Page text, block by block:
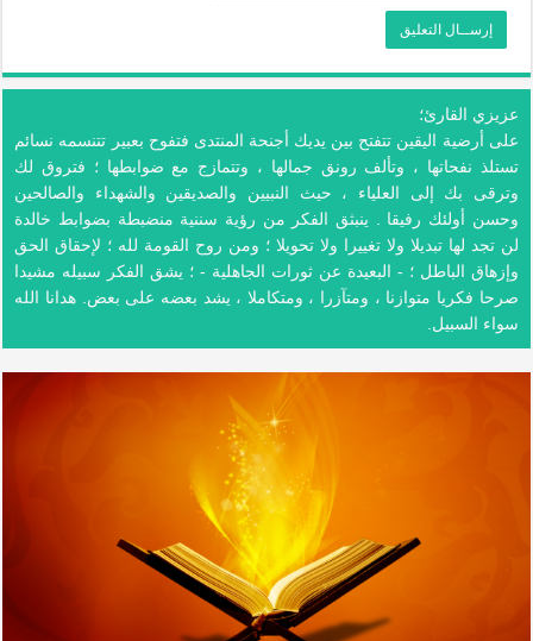
عزيزي القارئ؛
على أرضية اليقين تتفتح بين يديك أجنحة المنتدى فتفوح بعبير تتنسمه نسائم
تستلذ نفحاتها ، وتألف رونق جمالها ، وتتمازج مع ضوابطها ؛ فتروق لك
وترقى بك إلى العلياء ، حيث النبيين والصديقين والشهداء والصالحين
وحسن أولئك رفيقا . ينبثق الفكر من رؤية سننية منضبطة بضوابط خالدة
لن تجد لها تبديلا ولا تغييرا ولا تحويلا ؛ ومن روح القومة لله ؛ لإحقاق الحق
وإزهاق الباطل ؛ - البعيدة عن ثورات الجاهلية - ؛ يشق الفكر سبيله مشيدا
صرحا فكريا متوازنا ، ومتآزرا ، ومتكاملا ، يشد بعضه على بعض. هدانا الله
سواء السبيل.